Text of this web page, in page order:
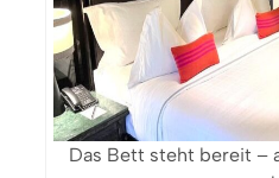
Das Bett steht bereit –